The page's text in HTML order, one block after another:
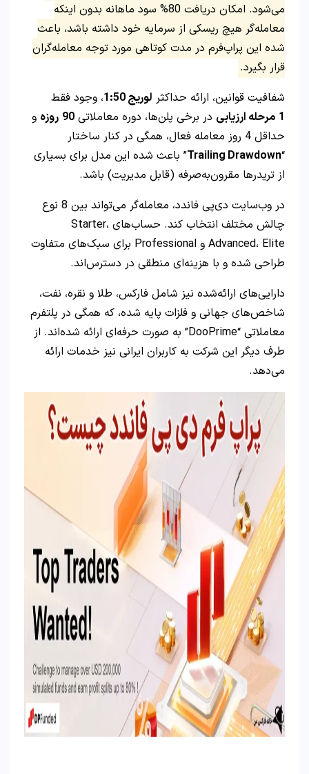
می‌شود. امکان دریافت 80% سود ماهانه بدون اینکه
معامله‌گر هیچ ریسکی از سرمایه خود داشته باشد، باعث
شده این پراپ‌فرم در مدت کوتاهی مورد توجه معامله‌گران
قرار بگیرد.
شفافیت قوانین، ارائه حداکثر لوریج 1:50
، وجود فقط
1 مرحله ارزیابی در برخی پلن‌ها، دوره معاملاتی 90 روزه و
حداقل 4 روز معامله فعال، همگی در کنار ساختار
“
Trailing Drawdown” باعث شده این مدل برای بسیاری
از تریدرها مقرون‌به‌صرفه (قابل مدیریت) باشد.
در وب‌سایت دی‌پی فاندد، معامله‌گر می‌تواند بین 8 نوع
چالش مختلف انتخاب کند. حساب‌های Starter،
Advanced، Elite و Professional برای سبک‌های متفاوت
طراحی شده‌ و با هزینه‌ای منطقی در دسترس‌اند.
دارایی‌های ارائه‌شده نیز شامل فارکس، طلا و نقره، نفت،
شاخص‌های جهانی و فلزات پایه شده، که همگی در پلتفرم
معاملاتی “DooPrime” به صورت حرفه‌ای ارائه شده‌اند. از
طرف دیگر این شرکت به کاربران ایرانی نیز خدمات ارائه
می‌دهد.